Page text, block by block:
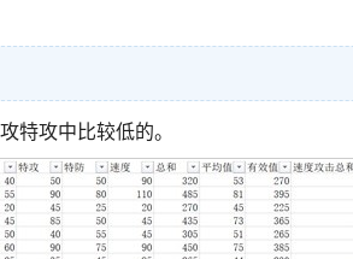
特攻中比较低的。